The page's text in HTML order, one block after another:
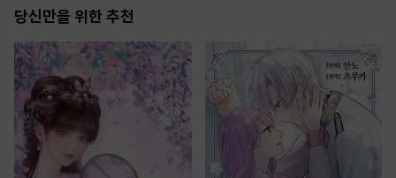
변했습니다 [단행
당신만을 위한 추천